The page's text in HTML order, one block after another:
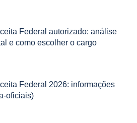
Federal autorizado: análise
e como escolher o cargo
Federal 2026: informações
oficiais)